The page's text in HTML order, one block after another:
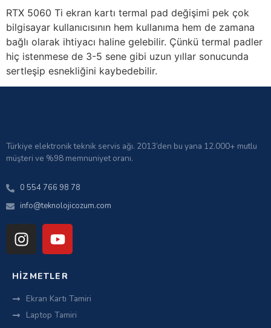
RTX 5060 Ti ekran kartı termal pad değişimi pek çok
bilgisayar kullanıcısının hem kullanıma hem de zamana
bağlı olarak ihtiyacı haline gelebilir. Çünkü termal padler
hiç istenmese de 3-5 sene gibi uzun yıllar sonucunda
sertleşip esnekliğini kaybedebilir.
Türkiye elektronik teknik servis ağı. 2013’den bu yana 12.000+ mutlu
müşteri ve %98 memnuniyet oranı.
0 554 766 98 78
info@teknolojicozum.com
HIZMETLER
Ekran Kartı Tamiri
Laptop Tamiri